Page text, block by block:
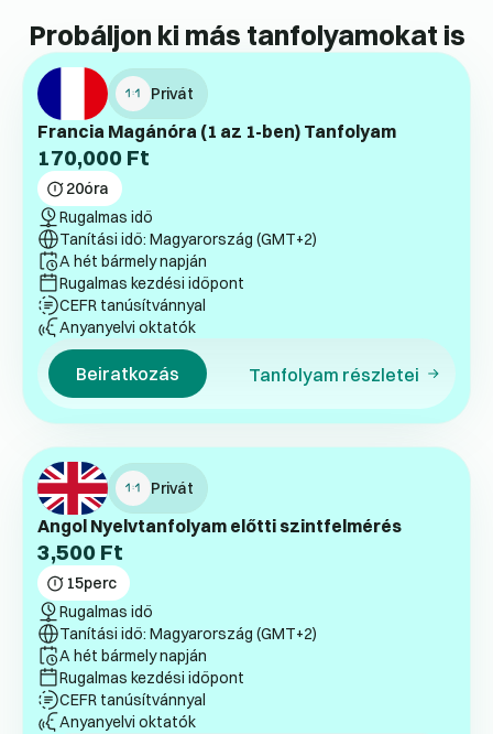
Probáljon ki más tanfolyamokat is
Privát
Francia Magánóra (1 az 1-ben) Tanfolyam
170,000 Ft
20óra
Rugalmas idő
Tanítási idő: Magyarország (GMT+2)
A hét bármely napján
Rugalmas kezdési időpont
CEFR tanúsítvánnyal
Anyanyelvi oktatók
Beiratkozás Tanfolyam részletei
Privát
Angol Nyelvtanfolyam előtti szintfelmérés
3,500 Ft
15perc
Rugalmas idő
Tanítási idő: Magyarország (GMT+2)
A hét bármely napján
Rugalmas kezdési időpont
CEFR tanúsítvánnyal
Anyanyelvi oktatók